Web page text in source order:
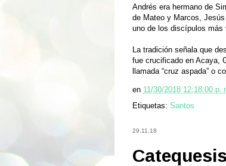
Andrés era hermano de
de Mateo y Marcos,
uno de los discípulos
La tradición señala que
fue crucificado en Acaya,
llamada “cruz aspada” o
en 11/30/2018 12:18:00 p.
Etiquetas: Santos
29.11.18